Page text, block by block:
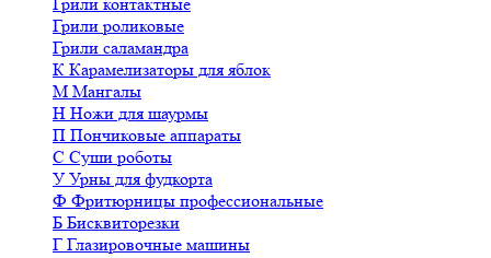
Грили роликовые
Грили саламандра
К Карамелизаторы для яблок
М Мангалы
Н Ножи для шаурмы
П Пончиковые аппараты
С Суши роботы
У Урны для фудкорта
Ф Фритюрницы профессиональные
Б Бисквиторезки
Г Глазировочные машины